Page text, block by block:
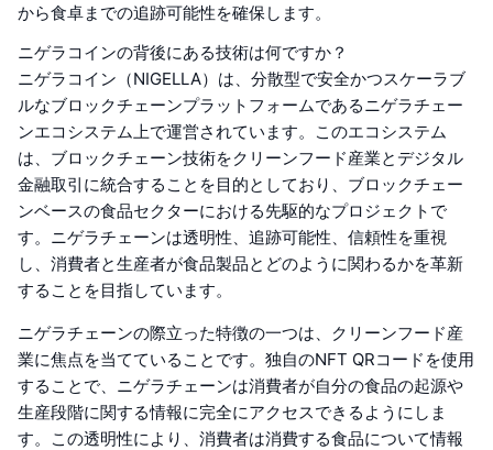
から食卓までの追跡可能性を確保します。
ニゲラコインの背後にある技術は何ですか？
ニゲラコイン（NIGELLA）は、分散型で安全かつスケーラブ
ルなブロックチェーンプラットフォームであるニゲラチェー
ンエコシステム上で運営されています。このエコシステム
は、ブロックチェーン技術をクリーンフード産業とデジタル
金融取引に統合することを目的としており、ブロックチェー
ンベースの食品セクターにおける先駆的なプロジェクトで
す。ニゲラチェーンは透明性、追跡可能性、信頼性を重視
し、消費者と生産者が食品製品とどのように関わるかを革新
することを目指しています。
ニゲラチェーンの際立った特徴の一つは、クリーンフード産
業に焦点を当てていることです。独自のNFT QRコードを使用
することで、ニゲラチェーンは消費者が自分の食品の起源や
生産段階に関する情報に完全にアクセスできるようにしま
す。この透明性により、消費者は消費する食品について情報